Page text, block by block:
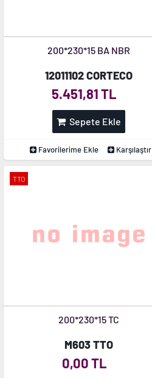
200*230*15 BA NBR
12011102 CORTECO
5.451,81 TL
Sepete Ekle
Favorilerime Ekle Karşılaştır
TTO
200*230*15 TC
M603 TTO
0,00 TL